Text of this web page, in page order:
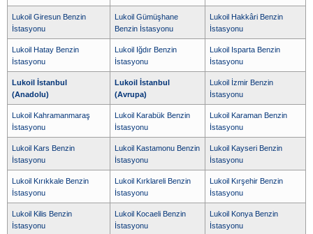
Lukoil Giresun Benzin
İstasyonu
Lukoil Gümüşhane
Benzin İstasyonu
Lukoil Hakkâri Benzin
İstasyonu
Lukoil Hatay Benzin
İstasyonu
Lukoil Iğdır Benzin
İstasyonu
Lukoil Isparta Benzin
İstasyonu
Lukoil İstanbul
(Anadolu)
Lukoil İstanbul
(Avrupa)
Lukoil İzmir Benzin
İstasyonu
Lukoil Kahramanmaraş
İstasyonu
Lukoil Karabük Benzin
İstasyonu
Lukoil Karaman Benzin
İstasyonu
Lukoil Kars Benzin
İstasyonu
Lukoil Kastamonu Benzin
İstasyonu
Lukoil Kayseri Benzin
İstasyonu
Lukoil Kırıkkale Benzin
İstasyonu
Lukoil Kırklareli Benzin
İstasyonu
Lukoil Kırşehir Benzin
İstasyonu
Lukoil Kilis Benzin
İstasyonu
Lukoil Kocaeli Benzin
İstasyonu
Lukoil Konya Benzin
İstasyonu